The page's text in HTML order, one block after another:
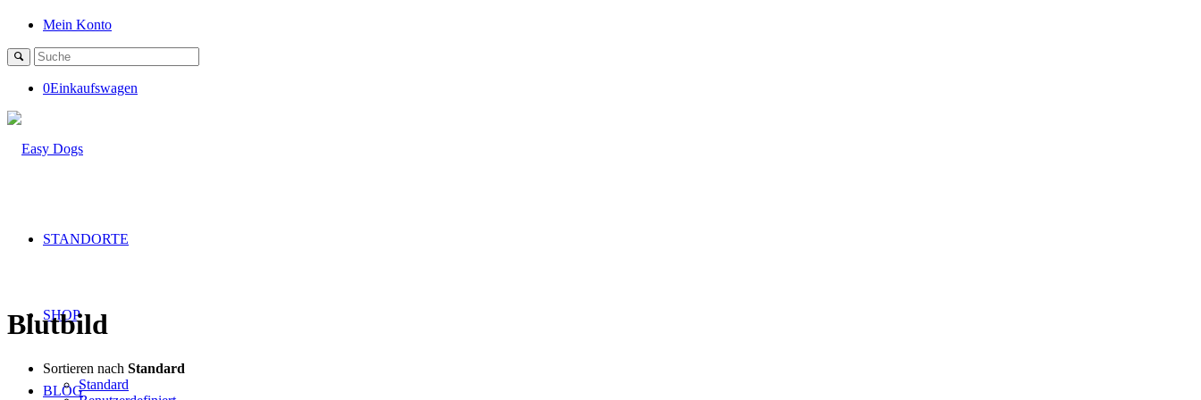
Mein Konto
0Einkaufswagen
STANDORTE
SHOP
BLOG
Blutbild
Sortieren nach Standard
Standard